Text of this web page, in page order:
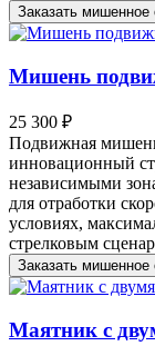
Заказать мишенное
Мишень
25 300 ₽
Подвижная
инновационный
независимыми
для отработки
условиях,
стрелковым
Заказать мишенное
Маятник с